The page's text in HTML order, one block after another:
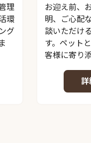
理
環
グ
お迎え前、
明、ご心配
談いただけ
す。ペット
客様に寄り
詳